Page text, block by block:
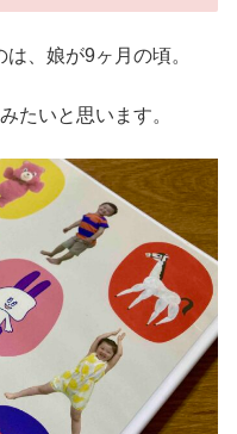
、娘が9ヶ月の頃。
たいと思います。